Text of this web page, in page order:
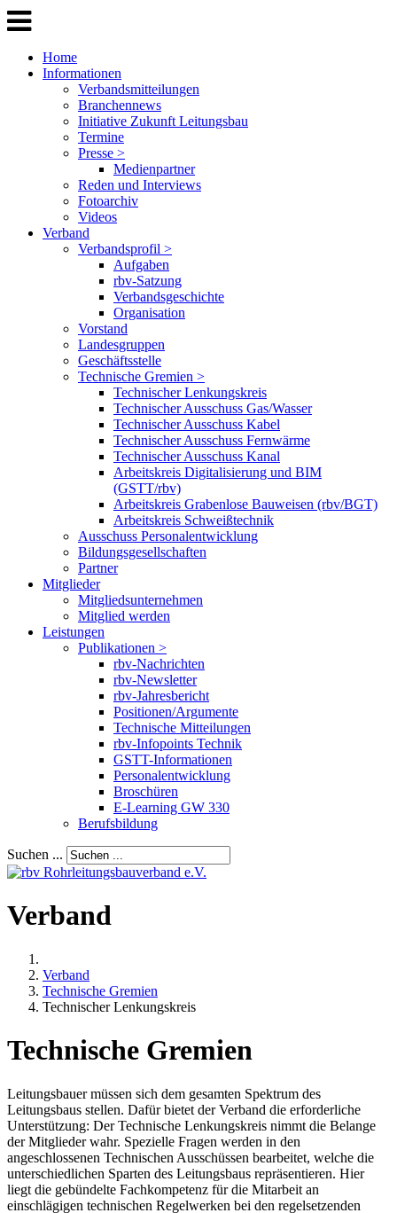
Home
Informationen
Verbandsmitteilungen
Branchennews
Initiative Zukunft Leitungsbau
Termine
Presse >
Medienpartner
Reden und Interviews
Fotoarchiv
Videos
Verband
Verbandsprofil >
Aufgaben
rbv-Satzung
Verbandsgeschichte
Organisation
Vorstand
Landesgruppen
Geschäftsstelle
Technische Gremien >
Technischer Lenkungskreis
Technischer Ausschuss Gas/Wasser
Technischer Ausschuss Kabel
Technischer Ausschuss Fernwärme
Technischer Ausschuss Kanal
Arbeitskreis Digitalisierung und BIM
(GSTT/rbv)
Arbeitskreis Grabenlose Bauweisen (rbv/BGT)
Arbeitskreis Schweißtechnik
Ausschuss Personalentwicklung
Bildungsgesellschaften
Partner
Mitglieder
Mitgliedsunternehmen
Mitglied werden
Leistungen
Publikationen >
rbv-Nachrichten
rbv-Newsletter
rbv-Jahresbericht
Positionen/Argumente
Technische Mitteilungen
rbv-Infopoints Technik
GSTT-Informationen
Personalentwicklung
Broschüren
E-Learning GW 330
Berufsbildung
Suchen ...
Verband
Verband
Technische Gremien
Technischer Lenkungskreis
Technische Gremien
Leitungsbauer müssen sich dem gesamten Spektrum des
Leitungsbaus stellen. Dafür bietet der Verband die erforderliche
Unterstützung: Der Technische Lenkungskreis nimmt die Belange
der Mitglieder wahr. Spezielle Fragen werden in den
angeschlossenen Technischen Ausschüssen bearbeitet, welche die
unterschiedlichen Sparten des Leitungsbaus repräsentieren. Hier
liegt die gebündelte Fachkompetenz für die Mitarbeit an
einschlägigen technischen Regelwerken bei den regelsetzenden